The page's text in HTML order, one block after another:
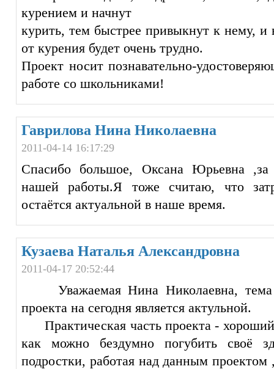
курением и начнут
курить, тем быстрее привыкнут к нему, и
от курения будет очень трудно.
Проект носит познавательно-
работе со школьниками!
Гаврилова Нина Николаевна
2011-04-14 16:17:29
Спасибо большое, Оксана Юрьевна
нашей работы.Я тоже считаю, что
остаётся актуальной в наше время.
Кузаева Наталья Александровна
2011-04-17 20:52:44
Уважаемая Нина Николаевна, тема
проекта на сегодня является актульной.
Практическая часть проекта -
как можно бездумно погубить своё
подростки, работая над данным